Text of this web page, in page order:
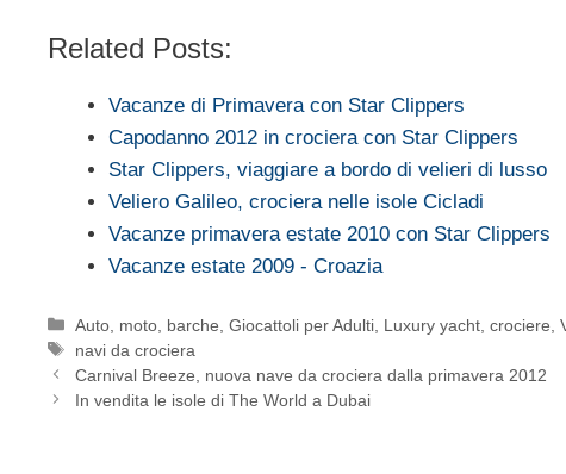
Related Posts:
Vacanze di Primavera con Star Clippers
Capodanno 2012 in crociera con Star Clippers
Star Clippers, viaggiare a bordo di velieri di lusso
Veliero Galileo, crociera nelle isole Cicladi
Vacanze primavera estate 2010 con Star Clippers
Vacanze estate 2009 - Croazia
Categorie
Auto, moto, barche ,Giocattoli per Adulti Luxury yacht, crociere ,
Tag
navi da crociera
Carnival Breeze, nuova nave da crociera dalla primavera 2012
In vendita le isole di The World a Dubai